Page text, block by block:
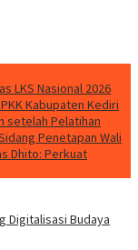
LKS Nasional 2026
Kabupaten Kediri
setelah Pelatihan
Penetapan Wali
Dhito: Perkuat
Digitalisasi Budaya